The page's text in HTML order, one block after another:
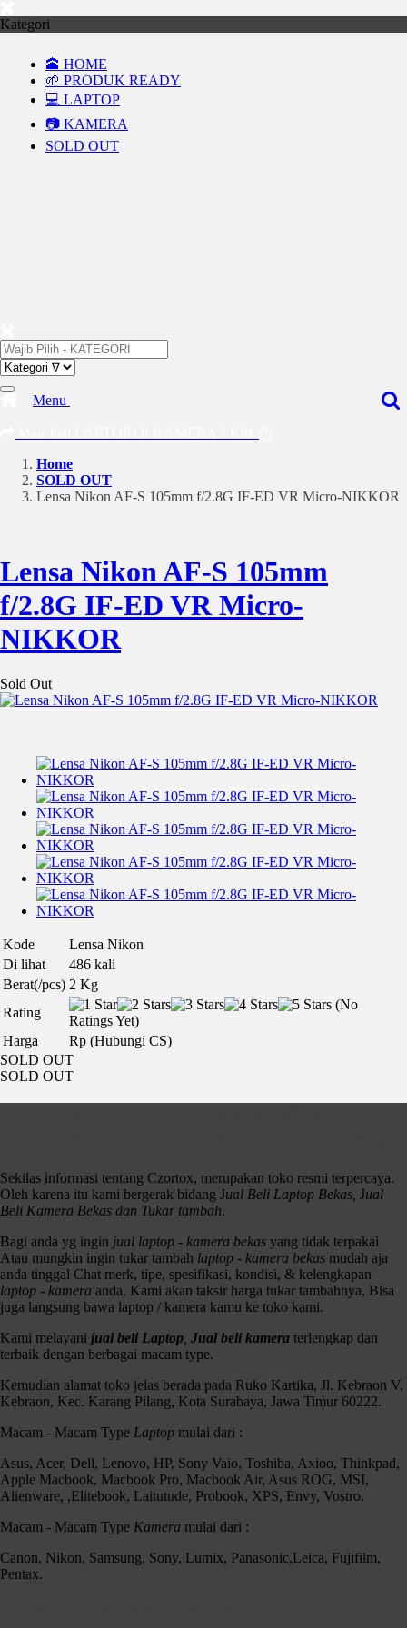
Kategori
🕋 HOME
🌱 PRODUK READY
💻 LAPTOP
📷 KAMERA
SOLD OUT
Menu
Home
SOLD OUT
Lensa Nikon AF-S 105mm f/2.8G IF-ED VR Micro-NIKKOR
Lensa Nikon AF-S 105mm
f/2.8G IF-ED VR Micro-
NIKKOR
Sold Out
Kode
Lensa Nikon
Di lihat
486 kali
Berat(/pcs) 2 Kg
Rating
(No
Ratings Yet)
Harga
Rp (Hubungi CS)
SOLD OUT
SOLD OUT
Lensa Nikon AF-S 105mm f/2.8G IF-ED VR Micro-NIKKOR
Sekilas informasi tentang Czortox, merupakan toko resmi terpercaya.
Oleh karena itu kami bergerak bidang Jual Beli Laptop Bekas, Jual
Beli Kamera Bekas dan Tukar tambah.
Bagi anda yg ingin jual laptop - kamera bekas yang tidak terpakai
Atau mungkin ingin tukar tambah laptop - kamera bekas mudah aja
anda tinggal Chat merk, tipe, spesifikasi, kondisi, & kelengkapan
laptop - kamera anda, Kami akan taksir harga tukar tambahnya, Bisa
juga langsung bawa laptop / kamera kamu ke toko kami.
Kami melayani jual beli Laptop Jual beli kamera terlengkap dan
terbaik dengan berbagai macam type.
Kemudian alamat toko jelas berada pada Ruko Kartika, Jl. Kebraon V,
Kebraon, Kec. Karang Pilang, Kota Surabaya, Jawa Timur 60222.
Macam - Macam Type Laptop mulai dari :
Asus, Acer, Dell, Lenovo, HP, Sony Vaio, Toshiba, Axioo, Thinkpad,
Apple Macbook, Macbook Pro, Macbook Air, Asus ROG, MSI,
Alienware, ,Elitebook, Laitutude, Probook, XPS, Envy, Vostro.
Macam - Macam Type Kamera mulai dari :
Canon, Nikon, Samsung, Sony, Lumix, Panasonic,Leica, Fujifilm,
Pentax.